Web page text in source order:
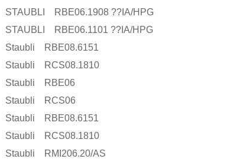
STAUBLI RBE06.1908 ??IA/HPG
STAUBLI RBE06.1101 ??IA/HPG
Staubli RBE08.6151
Staubli RCS08.1810
Staubli RBE06
Staubli RCS06
Staubli RBE08.6151
Staubli RCS08.1810
Staubli RMI206.20/AS